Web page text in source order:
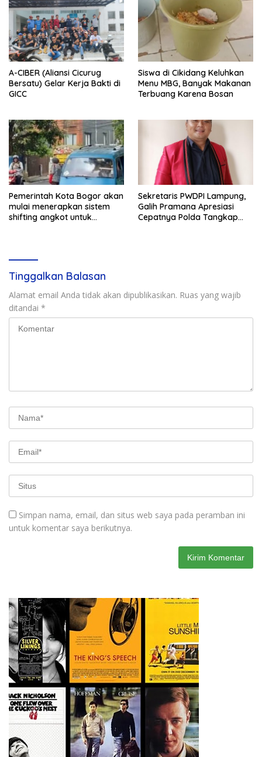
A-CIBER (Aliansi Cicurug
Bersatu) Gelar Kerja Bakti di
GICC
Siswa di Cikidang Keluhkan
Menu MBG, Banyak Makanan
Terbuang Karena Bosan
Pemerintah Kota Bogor akan
mulai menerapkan sistem
shifting angkot untuk
Sekretaris PWDPI Lampung,
Galih Pramana Apresiasi
Cepatnya Polda Tangkap
Tinggalkan Balasan
Alamat email Anda tidak akan dipublikasikan. Ruas yang wajib
ditandai *
Simpan nama, email, dan situs web saya pada peramban ini
untuk komentar saya berikutnya.